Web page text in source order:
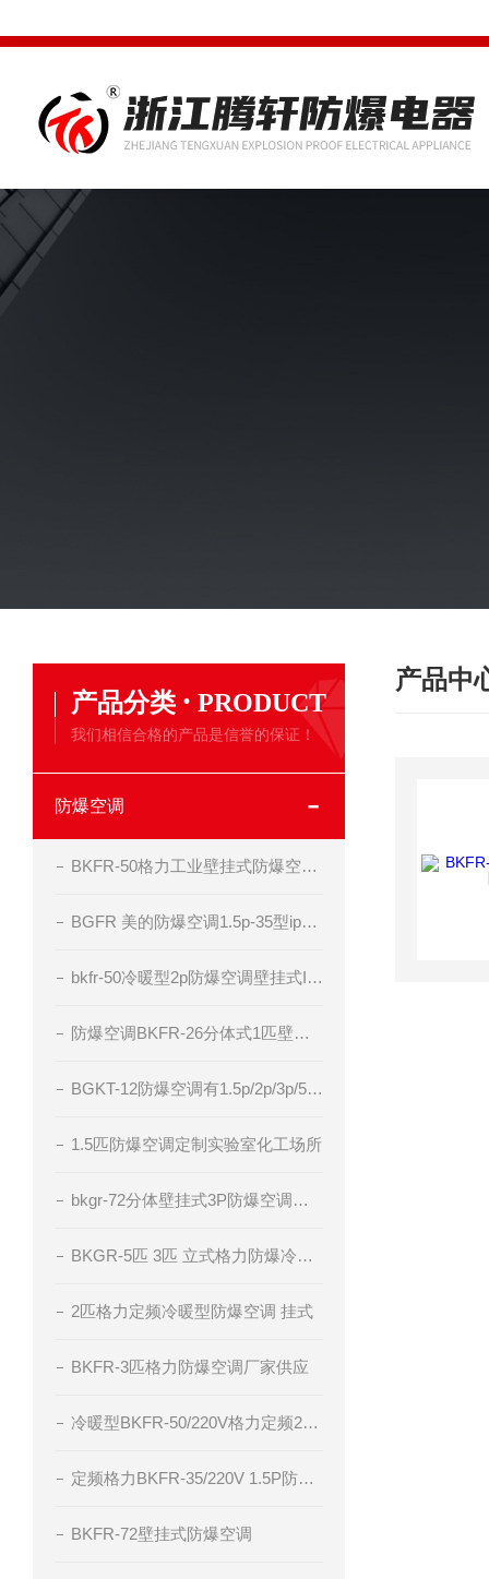
产品分类 · PRODUCT
我们相信合格的产品是信誉的保证！
防爆空调
BKFR-50格力工业壁挂式防爆空调器
BGFR 美的防爆空调1.5p-35型ip54 bt4级
bkfr-50冷暖型2p防爆空调壁挂式II BT4
防爆空调BKFR-26分体式1匹壁挂厂家直供
BGKT-12防爆空调有1.5p/2p/3p/5p电压220v/380v
1.5匹防爆空调定制实验室化工场所
bkgr-72分体壁挂式3P防爆空调器IIC级粉尘防爆
BKGR-5匹 3匹 立式格力防爆冷暖型空调
2匹格力定频冷暖型防爆空调 挂式
BKFR-3匹格力防爆空调厂家供应
冷暖型BKFR-50/220V格力定频2匹防爆空调
定频格力BKFR-35/220V 1.5P防爆空调
BKFR-72壁挂式防爆空调
产品中